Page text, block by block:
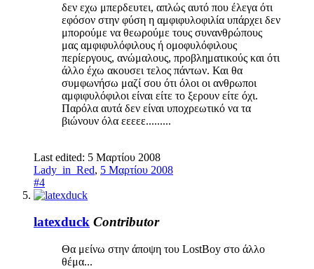
δεν εχω μπερδευτει, απλώς αυτό που έλεγα ότι
εφόσον στην φύση η αμφιφυλοφιλία υπάρχει δεν
μπορούμε να θεωρούμε τους συνανθρώπους
μας αμφιφυλόφιλους ή ομοφυλόφιλους
περίεργους, ανώμαλους, προβληματικούς και ότι
άλλο έχω ακουσει τελος πάντων. Και θα
συμφωνήσω μαζί σου ότι όλοι οι ανθρωποι
αμφιφυλόφιλοι είναι είτε το ξερουν είτε όχι.
Παρόλα αυτά δεν είναι υποχρεωτικό να τα
βιώνουν όλα εεεεε.........
Last edited: 5 Μαρτίου 2008
Lady_in_Red, 5 Μαρτίου 2008
#4
latexduck Contributor
Θα μείνω στην άποψη του LostBoy στο άλλο
θέμα...